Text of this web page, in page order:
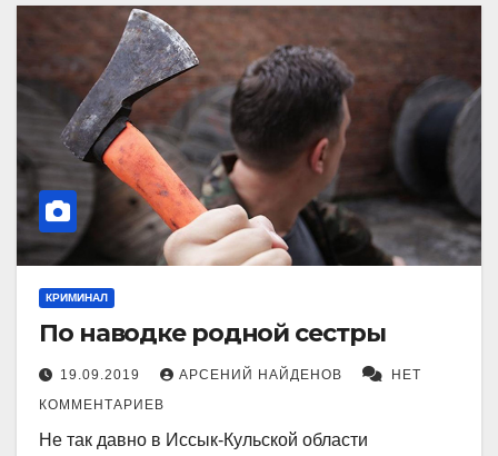
КРИМИНАЛ
По наводке родной сестры
19.09.2019 АРСЕНИЙ НАЙДЕНОВ
НЕТ
КОММЕНТАРИЕВ
Не так давно в Иссык-Кульской области